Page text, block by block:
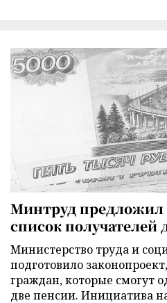
Минтруд предложил
список получателей
Министерство труда и
подготовило
граждан, которые смогут
две пенсии. Инициатива